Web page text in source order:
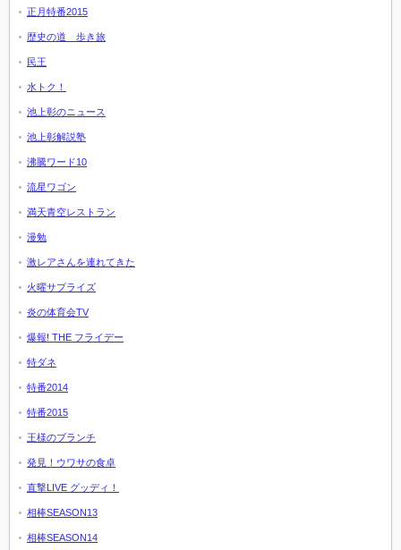
正月特番2015
歴史の道 歩き旅
民王
水トク！
池上彰のニュース
池上彰解説塾
沸騰ワード10
流星ワゴン
満天青空レストラン
漫勉
激レアさんを連れてきた
火曜サプライズ
炎の体育会TV
爆報! THE フライデー
特ダネ
特番2014
特番2015
王様のブランチ
発見！ウワサの食卓
直撃LIVE グッディ！
相棒SEASON13
相棒SEASON14